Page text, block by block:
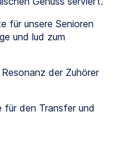
für unsere Senioren
und lud zum
der Zuhörer
für den Transfer und